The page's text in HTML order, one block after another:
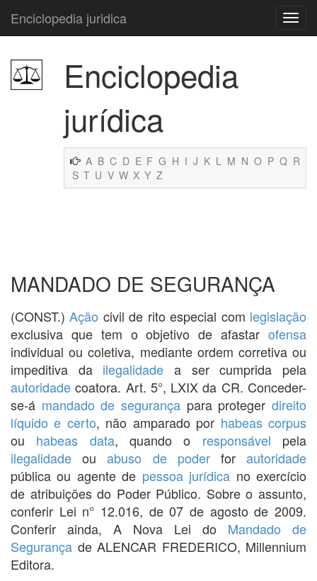
Enciclopedia juridica
Enciclopedia
jurídica
A B C D E F G H I J K L M N O P Q R
S T U V W X Y Z
MANDADO DE SEGURANÇA
(CONST.)Ação civil de rito especial com legislação
exclusiva que tem o objetivo de afastar ofensa
individual ou coletiva, mediante ordem corretiva ou
impeditiva da ilegalidade a ser cumprida pela
autoridade coatora. Art. 5°, LXIX da CR. Conceder-
se-á mandado de segurança para protegerdireito
líquido e certo, não amparado por habeas corpus
ou habeas data, quando o responsável pela
ilegalidade ouabuso de poderforautoridade
pública ou agente de pessoa jurídica no exercício
de atribuições do Poder Público. Sobre o assunto,
conferir Lei n° 12.016, de 07 de agosto de 2009.
Conferir ainda, A Nova Lei do Mandado de
Segurança de ALENCAR FREDERICO, Millennium
Editora.